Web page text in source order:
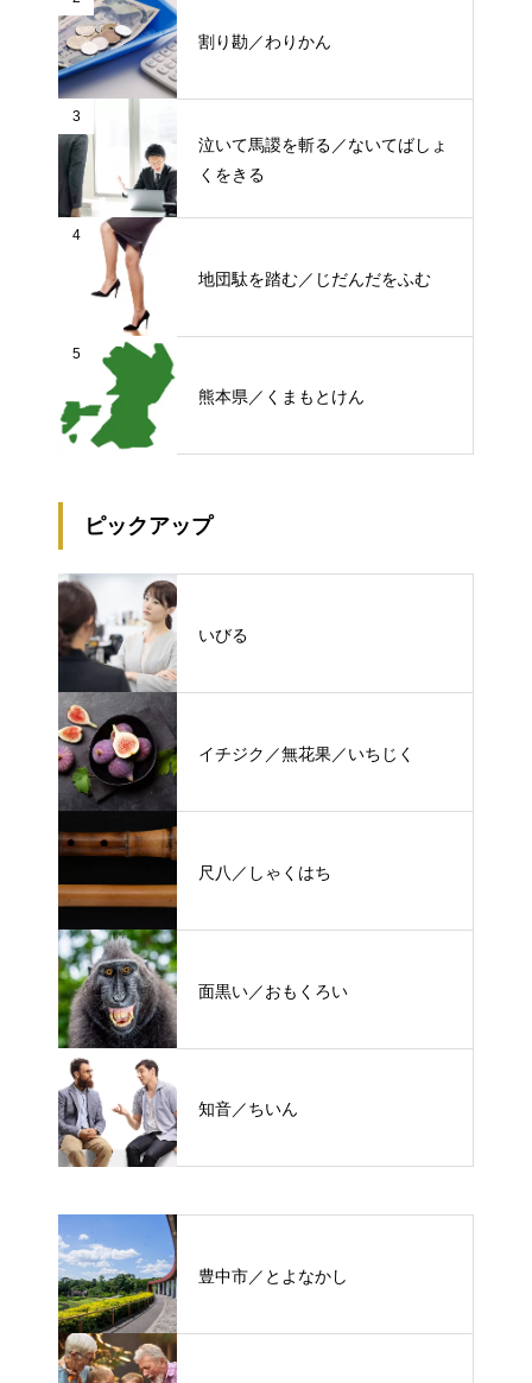
割り勘／わりかん
3
泣いて馬謖を斬る／ないてばしょ
くをきる
4
地団駄を踏む／じだんだをふむ
5
熊本県／くまもとけん
ピックアップ
いびる
イチジク／無花果／いちじく
尺八／しゃくはち
面黒い／おもくろい
知音／ちいん
豊中市／とよなかし